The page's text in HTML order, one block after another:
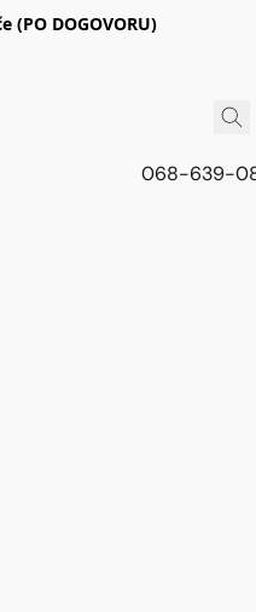
DOGOVORU)
068-639-